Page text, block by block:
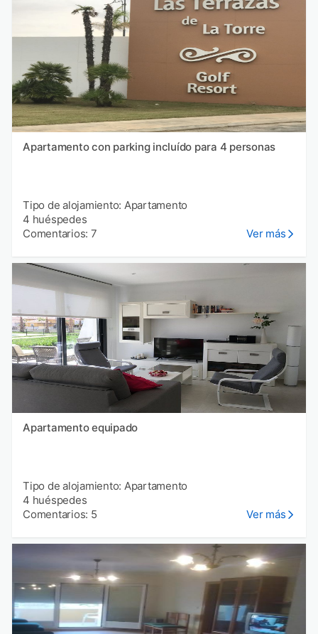
Apartamento con parking incluído para 4 personas
Tipo de alojamiento: Apartamento
4 huéspedes
Comentarios: 7
Ver más
Apartamento equipado
Tipo de alojamiento: Apartamento
4 huéspedes
Comentarios: 5
Ver más